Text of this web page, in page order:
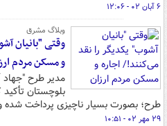
۶ آبان ۰۲ - ۱۲:۰۶
وبلاگ مشرق
وقتی "بانیان
و مسکن مردم
مدیر طرح "جهاد
بلوچستان
طرح؛ بصورت بسیار ناچیزی پرداخت شده
۲۹ مهر ۰۲ - ۱۰:۵۱